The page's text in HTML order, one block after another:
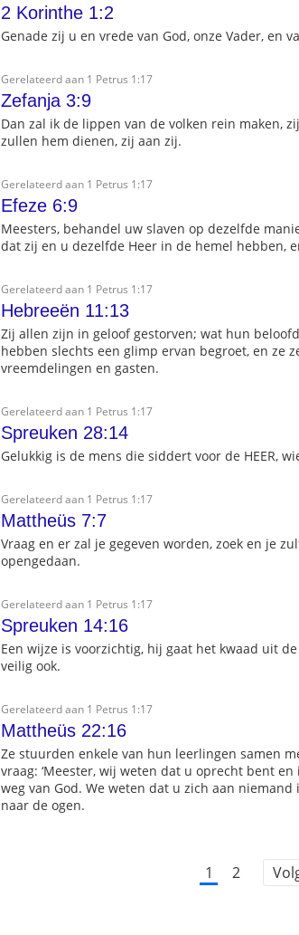
2 Korinthe 1:2
Genade zij u en vrede van God, onze Vader, en
Gerelateerd aan 1 Petrus 1:17
Zefanja 3:9
Dan zal ik de lippen van de volken rein maken,
zullen hem dienen, zij aan zij.
Gerelateerd aan 1 Petrus 1:17
Efeze 6:9
Meesters, behandel uw slaven op dezelfde
dat zij en u dezelfde Heer in de hemel hebben,
Gerelateerd aan 1 Petrus 1:17
Hebreeën 11:13
Zij allen zijn in geloof gestorven; wat hun
hebben slechts een glimp ervan begroet, en ze
vreemdelingen en gasten.
Gerelateerd aan 1 Petrus 1:17
Spreuken 28:14
Gelukkig is de mens die siddert voor de HEER,
Gerelateerd aan 1 Petrus 1:17
Mattheüs 7:7
Vraag en er zal je gegeven worden, zoek en je
opengedaan.
Gerelateerd aan 1 Petrus 1:17
Spreuken 14:16
Een wijze is voorzichtig, hij gaat het kwaad uit
veilig ook.
Gerelateerd aan 1 Petrus 1:17
Mattheüs 22:16
Ze stuurden enkele van hun leerlingen samen
vraag: ‘Meester, wij weten dat u oprecht bent
weg van God. We weten dat u zich aan
naar de ogen.
1 2